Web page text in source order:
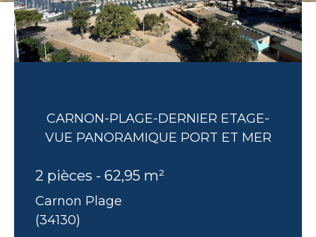
CARNON-PLAGE-DERNIER ETAGE-
VUE PANORAMIQUE PORT ET MER
2 pièces - 62,95 m²
Carnon Plage
(34130)